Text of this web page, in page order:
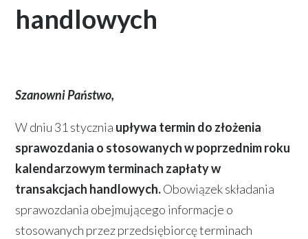
handlowych
Szanowni Państwo,
W dniu 31 stycznia upływa termin do złożenia
sprawozdania o stosowanych w poprzednim roku
kalendarzowym terminach zapłaty w
transakcjach handlowych.Obowiązek składania
sprawozdania obejmującego informacje o
stosowanych przez przedsiębiorcę terminach